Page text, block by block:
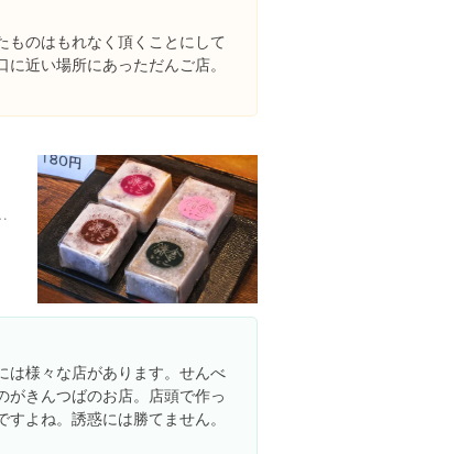
ものはもれなく頂くことにして
近い場所にあっただんご店。
１０-２２
は様々な店があります。せんべ
がきんつばのお店。店頭で作っ
よね。誘惑には勝てません。